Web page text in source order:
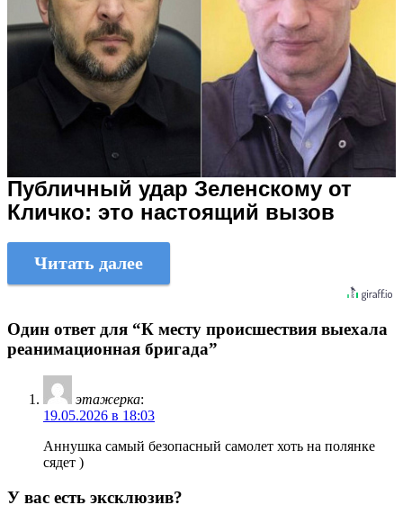
Публичный удар Зеленскому от
Кличко: это настоящий вызов
Читать далее
Один ответ для “К месту происшествия выехала
реанимационная бригада”
этажерка:
19.05.2026 в 18:03
Аннушка самый безопасный самолет хоть на полянке
сядет )
У вас есть эксклюзив?